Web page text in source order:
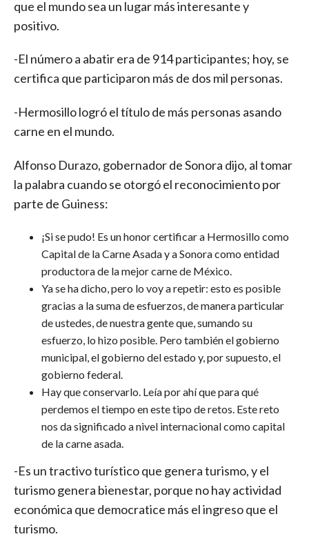
que el mundo sea un lugar más interesante y
positivo.
-El número a abatir era de 914 participantes; hoy, se
certifica que participaron más de dos mil personas.
-Hermosillo logró el título de más personas asando
carne en el mundo.
Alfonso Durazo, gobernador de Sonora dijo, al tomar
la palabra cuando se otorgó el reconocimiento por
parte de Guiness:
¡Si se pudo! Es un honor certificar a Hermosillo como
Capital de la Carne Asada y a Sonora como entidad
productora de la mejor carne de México.
Ya se ha dicho, pero lo voy a repetir: esto es posible
gracias a la suma de esfuerzos, de manera particular
de ustedes, de nuestra gente que, sumando su
esfuerzo, lo hizo posible. Pero también el gobierno
municipal, el gobierno del estado y, por supuesto, el
gobierno federal.
Hay que conservarlo. Leía por ahí que para qué
perdemos el tiempo en este tipo de retos. Este reto
nos da significado a nivel internacional como capital
de la carne asada.
-Es un tractivo turístico que genera turismo, y el
turismo genera bienestar, porque no hay actividad
económica que democratice más el ingreso que el
turismo.